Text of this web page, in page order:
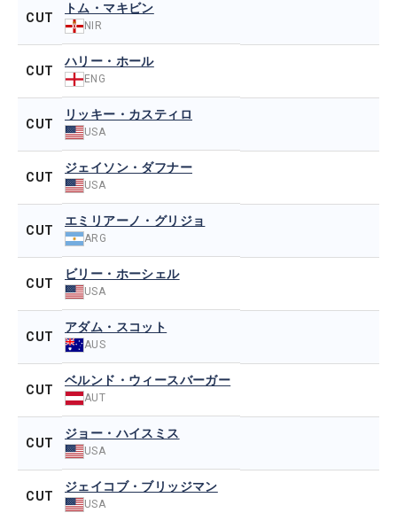
CUT
トム・マキビン
NIR
CUT
ハリー・ホール
ENG
CUT
リッキー・カスティロ
USA
CUT
ジェイソン・ダフナー
USA
CUT
エミリアーノ・グリジョ
ARG
CUT
ビリー・ホーシェル
USA
CUT
アダム・スコット
AUS
CUT
ベルンド・ウィースバーガー
AUT
CUT
ジョー・ハイスミス
USA
CUT
ジェイコブ・ブリッジマン
USA